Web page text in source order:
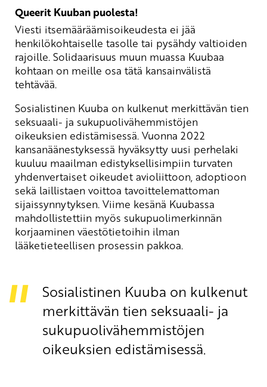
Queerit Kuuban puolesta!
Viesti itsemääräämisoikeudesta ei jää
henkilökohtaiselle tasolle tai pysähdy valtioiden
rajoille. Solidaarisuus muun muassa Kuubaa
kohtaan on meille osa tätä kansainvälistä
tehtävää.
Sosialistinen Kuuba on kulkenut merkittävän tien
seksuaali- ja sukupuolivähemmistöjen
oikeuksien edistämisessä. Vuonna 2022
kansanäänestyksessä hyväksytty uusi perhelaki
kuuluu maailman edistyksellisimpiin turvaten
yhdenvertaiset oikeudet avioliittoon, adoptioon
sekä laillistaen voittoa tavoittelemattoman
sijaissynnytyksen. Viime kesänä Kuubassa
mahdollistettiin myös sukupuolimerkinnän
korjaaminen väestötietoihin ilman
lääketieteellisen prosessin pakkoa.
Sosialistinen Kuuba on kulkenut
merkittävän tien seksuaali- ja
sukupuolivähemmistöjen
oikeuksien edistämisessä.